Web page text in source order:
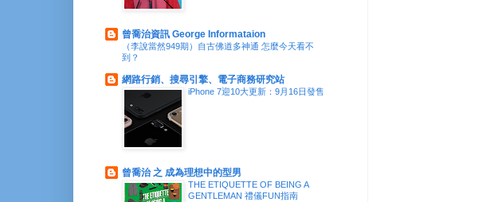
曾喬治資訊 George Informataion
（李說當然949期）自古佛道多神通 怎麼今天看不
到？
網路行銷、搜尋引擎、電子商務研究站
iPhone 7迎10大更新：9月16日發售
曾喬治 之 成為理想中的型男
THE ETIQUETTE OF BEING A
GENTLEMAN 禮儀FUN指南